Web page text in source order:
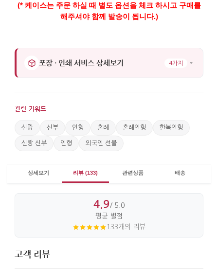
(* 케이스는 주문 하실 때 별도 옵션을 체크 하시고 구매를
해주셔야 함께 발송이 됩니다.)
포장 · 인쇄 서비스 상세보기 4가지
관련 키워드
신랑 신부 인형 혼례 혼례인형 한복인형
신랑 신부 인형 외국인 선물
상세보기 리뷰 (133) 관련상품 배송
4.9/ 5.0
평균 별점
133개의 리뷰
고객 리뷰